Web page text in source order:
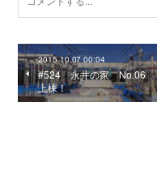
2015.10.07 00:04
#524 永井の家 No.06
上棟！